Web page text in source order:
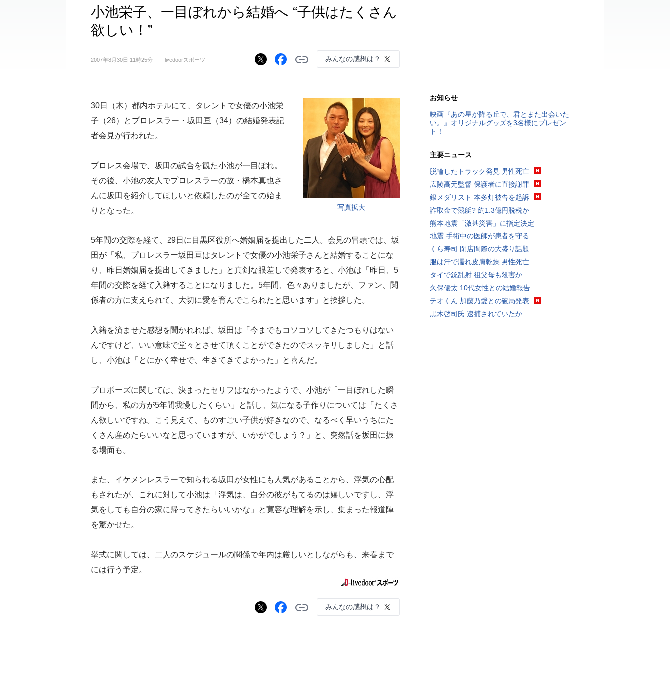
小池栄子、一目ぼれから結婚へ “子供はたくさん
欲しい！”
2007年8月30日 11時25分 livedoorスポーツ みんなの感想は？
写真拡大
30日（木）都内ホテルにて、タレントで女優の小池栄
子（26）とプロレスラー・坂田亘（34）の結婚発表記
者会見が行われた。
プロレス会場で、坂田の試合を観た小池が一目ぼれ。
その後、小池の友人でプロレスラーの故・橋本真也さ
んに坂田を紹介してほしいと依頼したのが全ての始ま
りとなった。
5年間の交際を経て、29日に目黒区役所へ婚姻届を提出した二人。会見の冒頭では、坂
田が「私、プロレスラー坂田亘はタレントで女優の小池栄子さんと結婚することにな
り、昨日婚姻届を提出してきました」と真剣な眼差しで発表すると、小池は「昨日、5
年間の交際を経て入籍することになりました。5年間、色々ありましたが、ファン、関
係者の方に支えられて、大切に愛を育んでこられたと思います」と挨拶した。
入籍を済ませた感想を聞かれれば、坂田は「今までもコソコソしてきたつもりはない
んですけど、いい意味で堂々とさせて頂くことができたのでスッキリしました」と話
し、小池は「とにかく幸せで、生きてきてよかった」と喜んだ。
プロポーズに関しては、決まったセリフはなかったようで、小池が「一目ぼれした瞬
間から、私の方が5年間我慢したくらい」と話し、気になる子作りについては「たくさ
ん欲しいですね。こう見えて、ものすごい子供が好きなので、なるべく早いうちにた
くさん産めたらいいなと思っていますが、いかがでしょう？」と、突然話を坂田に振
る場面も。
また、イケメンレスラーで知られる坂田が女性にも人気があることから、浮気の心配
もされたが、これに対して小池は「浮気は、自分の彼がもてるのは嬉しいですし、浮
気をしても自分の家に帰ってきたらいいかな」と寛容な理解を示し、集まった報道陣
を驚かせた。
挙式に関しては、二人のスケジュールの関係で年内は厳しいとしながらも、来春まで
には行う予定。
みんなの感想は？
お知らせ
映画『あの星が降る丘で、君とまた出会いた
い。』オリジナルグッズを3名様にプレゼン
ト！
主要ニュース
脱輪したトラック発見 男性死亡
広陵高元監督 保護者に直接謝罪
銀メダリスト 本多灯被告を起訴
詐取金で競艇? 約1.3億円脱税か
熊本地震「激甚災害」に指定決定
地震 手術中の医師が患者を守る
くら寿司 閉店間際の大盛り話題
服は汗で濡れ皮膚乾燥 男性死亡
タイで銃乱射 祖父母も殺害か
久保優太 10代女性との結婚報告
テオくん 加藤乃愛との破局発表
黒木啓司氏 逮捕されていたか